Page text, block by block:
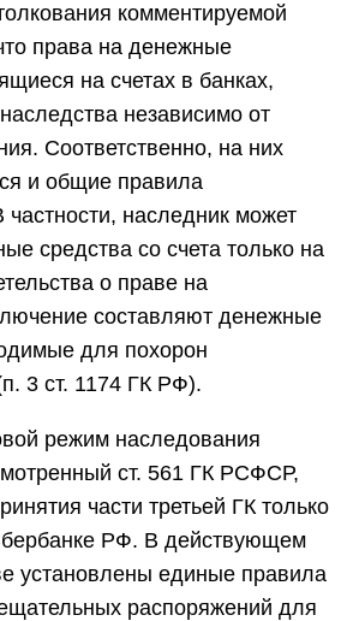
комментируемой
права на денежные
на счетах в банках,
независимо от
Соответственно, на них
и общие правила
наследник может
средства со счета только на
о праве на
составляют денежные
для похорон
3 ст. 1174 ГК РФ).
режим наследования
ст. 561 ГК РСФСР,
части третьей ГК только
РФ. В действующем
установлены единые правила
распоряжений для